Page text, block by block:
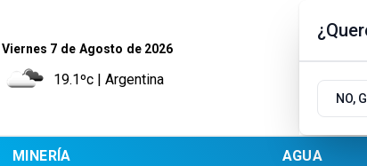
Viernes 7 de Agosto de 2026
19.1ºc | Argentina
MINERÍA AGUA
NO,